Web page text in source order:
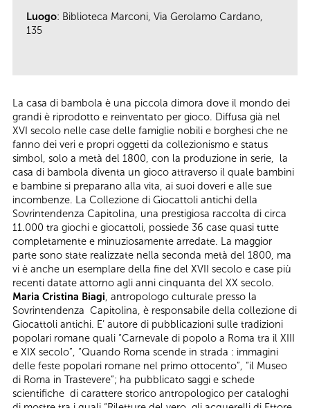
Luogo: Biblioteca Marconi, Via Gerolamo Cardano,
135
La casa di bambola è una piccola dimora dove il mondo dei
grandi è riprodotto e reinventato per gioco. Diffusa già nel
XVI secolo nelle case delle famiglie nobili e borghesi che ne
fanno dei veri e propri oggetti da collezionismo e status
simbol, solo a metà del 1800, con la produzione in serie, la
casa di bambola diventa un gioco attraverso il quale bambini
e bambine si preparano alla vita, ai suoi doveri e alle sue
incombenze. La Collezione di Giocattoli antichi della
Sovrintendenza Capitolina, una prestigiosa raccolta di circa
11.000 tra giochi e giocattoli, possiede 36 case quasi tutte
completamente e minuziosamente arredate. La maggior
parte sono state realizzate nella seconda metà del 1800, ma
vi è anche un esemplare della fine del XVII secolo e case più
recenti datate attorno agli anni cinquanta del XX secolo.
Maria Cristina Biagi, antropologo culturale presso la
Sovrintendenza Capitolina, è responsabile della collezione di
Giocattoli antichi. E’ autore di pubblicazioni sulle tradizioni
popolari romane quali “Carnevale di popolo a Roma tra il XIII
e XIX secolo”, “Quando Roma scende in strada : immagini
delle feste popolari romane nel primo ottocento”, “il Museo
di Roma in Trastevere”; ha pubblicato saggi e schede
scientifiche di carattere storico antropologico per cataloghi